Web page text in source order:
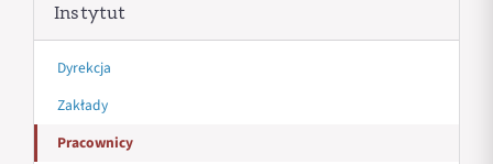
Instytut
Dyrekcja
Zakłady
Pracownicy